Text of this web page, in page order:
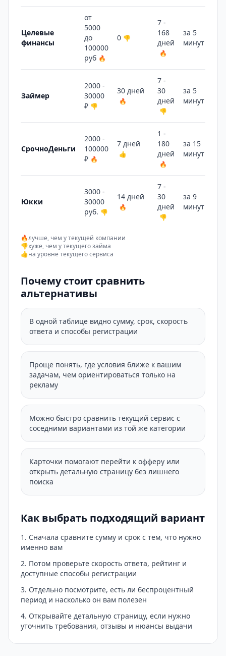
Целевые
финансы
от
5000
до
100000
руб 🔥
0 👎
7 -
168
дней
🔥
за 5
минут
Займер
2000 -
30000
₽ 👎
30 дней
🔥
7 -
30
дней
👎
за 5
минут
СрочноДеньги
2000 -
100000
₽ 🔥
7 дней
👍
1 -
180
дней
🔥
за 15
минут
Юкки
3000 -
30000
руб. 👎
14 дней
🔥
7 -
30
дней
👎
за 9
минут
🔥лучше, чем у текущей компании
👎хуже, чем у текущего займа
👍на уровне текущего сервиса
Почему стоит сравнить
альтернативы
В одной таблице видно сумму, срок, скорость
ответа и способы регистрации
Проще понять, где условия ближе к вашим
задачам, чем ориентироваться только на
рекламу
Можно быстро сравнить текущий сервис с
соседними вариантами из той же категории
Карточки помогают перейти к офферу или
открыть детальную страницу без лишнего
поиска
Как выбрать подходящий вариант
Сначала сравните сумму и срок с тем, что нужно
именно вам
Потом проверьте скорость ответа, рейтинг и
доступные способы регистрации
Отдельно посмотрите, есть ли беспроцентный
период и насколько он вам полезен
Открывайте детальную страницу, если нужно
уточнить требования, отзывы и нюансы выдачи